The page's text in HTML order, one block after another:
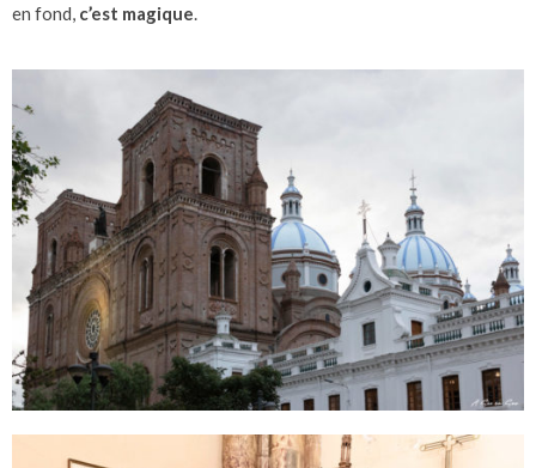
en fond, c’est magique.